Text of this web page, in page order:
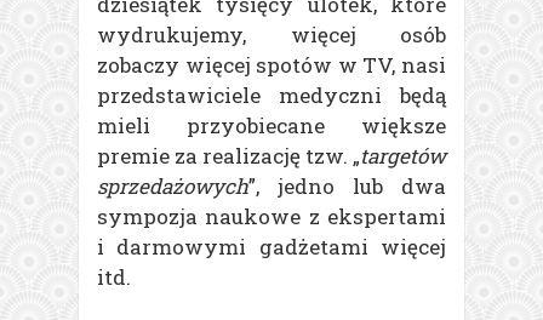
wydrukujemy, więcej osób
zobaczy więcej spotów w TV, nasi
przedstawiciele medyczni będą
mieli przyobiecane większe
premie za realizację tzw. „targetów
sprzedażowych”, jedno lub dwa
sympozja naukowe z ekspertami
i darmowymi gadżetami więcej
itd.